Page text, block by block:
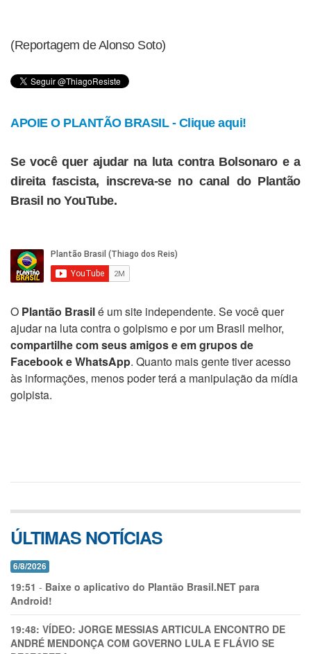
(Reportagem de Alonso Soto)
APOIE O PLANTÃO BRASIL - Clique aqui!
Se você quer ajudar na luta contra Bolsonaro e a
direita fascista, inscreva-se no canal do Plantão
Brasil no YouTube.
O Plantão Brasilé um site independente. Se você quer
ajudar na luta contra o golpismo e por um Brasil melhor,
compartilhe com seus amigos e em grupos de
Facebook e WhatsApp. Quanto mais gente tiver acesso
às informações, menos poder terá a manipulação da mídia
golpista.
ÚLTIMAS NOTÍCIAS
6/8/2026
19:51 - Baixe o aplicativo do Plantão Brasil.NET para
Android!
19:48: VÍDEO: JORGE MESSIAS ARTICULA ENCONTRO DE
ANDRÉ MENDONÇA COM GOVERNO LULA E FLÁVIO SE